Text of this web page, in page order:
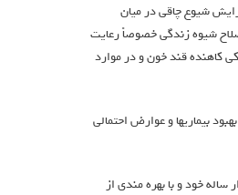
شیوع چاقی در میان
تر نیز وجود دارد اظهار کرد: درمان اصلی دیابت نوع ٢ در مرحله اول اصلاح شیوه زندگی خصوصاً رعایت
کاهنده قند خون و در موارد
بیماریها و عوارض احتمالی
خود و با بهره مندی از